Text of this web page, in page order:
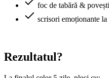
foc de tabără & povești
scrisori emoționante
Rezultatul?